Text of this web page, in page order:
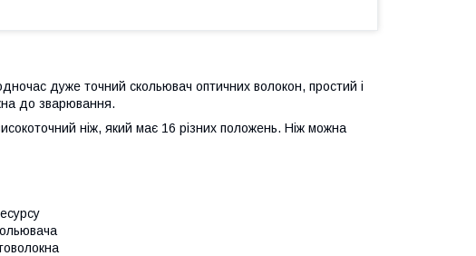
дуже точний скольювач оптичних волокон, простий і
до зварювання.
ніж, який має 16 різних положень. Ніж можна